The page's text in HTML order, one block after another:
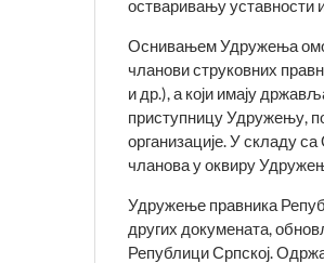
остваривању уставности
Оснивањем Удружења
чланови струковних
и др.), а који имају
приступницу Удру­жењу,
организације. У складу
чланова у оквиру
Удружење правника
других докумената,
Републици Српској.